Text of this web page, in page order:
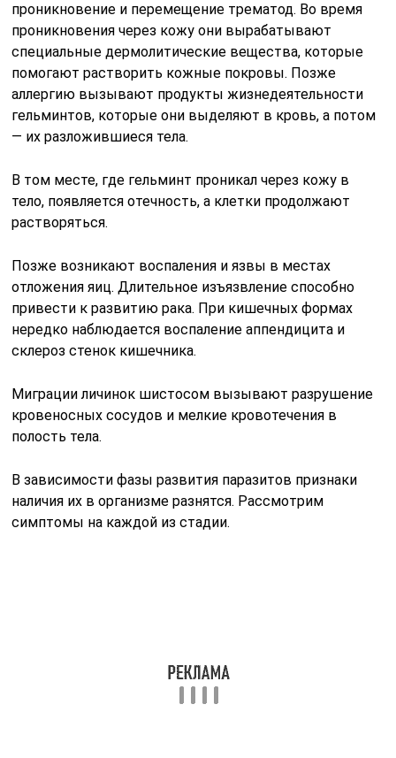
проникновение и перемещение трематод. Во время
проникновения через кожу они выpaбатывают
специальные дермолитические вещества, которые
помогают растворить кожные покровы. Позже
аллергию вызывают продукты жизнедеятельности
гельминтов, которые они выделяют в кровь, а потом
— их разложившиеся тела.
В том месте, где гельминт проникал через кожу в
тело, появляется отечность, а клетки продолжают
растворяться.
Позже возникают воспаления и язвы в местах
отложения яиц. Длительное изъязвление способно
привести к развитию рака. При кишечных формах
нередко наблюдается воспаление аппендицита и
склероз стенок кишечника.
Миграции личинок шистосом вызывают разрушение
кровеносных сосудов и мелкие кровотечения в
полость тела.
В зависимости фазы развития паразитов признаки
наличия их в организме разнятся. Рассмотрим
симптомы на каждой из стадии.